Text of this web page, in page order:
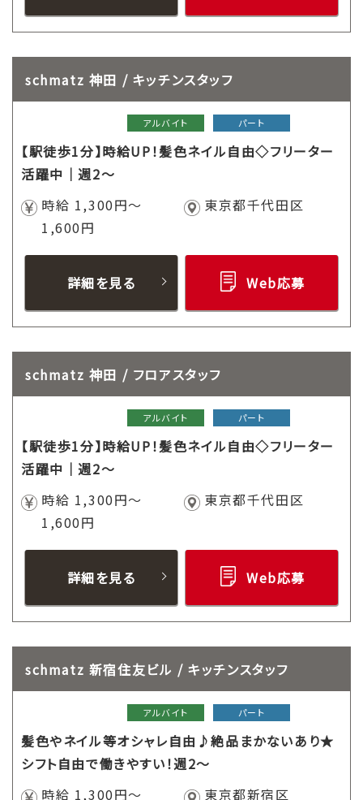
schmatz 神田 / キッチンスタッフ
アルバイト パート
【駅徒歩1分】時給UP！髪色ネイル自由◇フリーター
活躍中｜週2～
時給 1,300円～
1,600円
東京都千代田区
詳細を見る Web応募
schmatz 神田 / フロアスタッフ
アルバイト パート
【駅徒歩1分】時給UP！髪色ネイル自由◇フリーター
活躍中｜週2～
時給 1,300円～
1,600円
東京都千代田区
詳細を見る Web応募
schmatz 新宿住友ビル / キッチンスタッフ
アルバイト パート
髪色やネイル等オシャレ自由♪絶品まかないあり★
シフト自由で働きやすい！週2～
時給 1,300円～
東京都新宿区